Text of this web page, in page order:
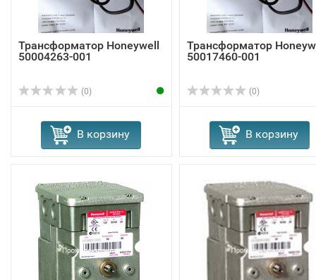
Трансформатор Honeywell
50004263-001
(0)
В корзину
Трансформатор
50017460-001
(0)
В корзину